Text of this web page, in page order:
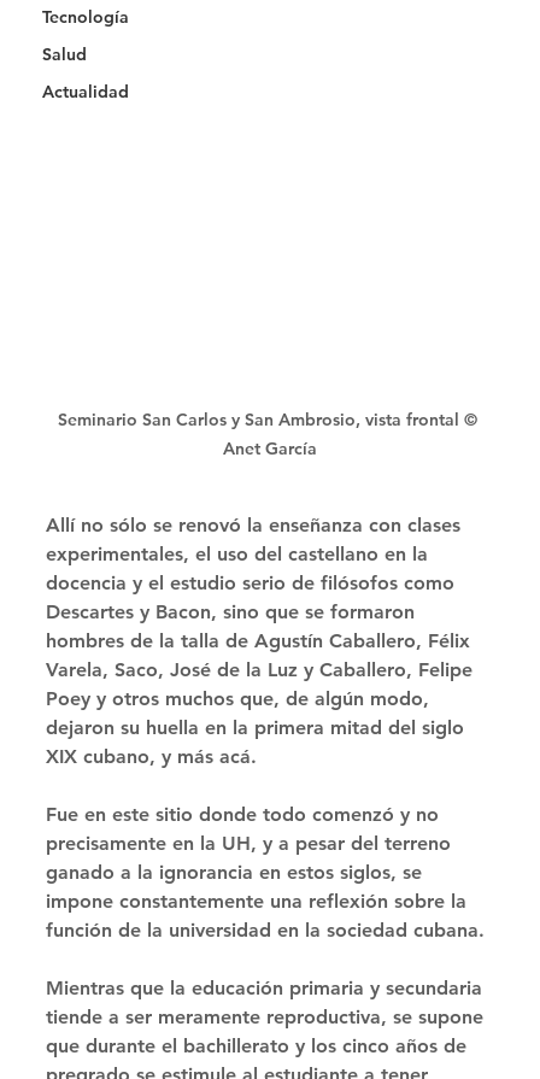
Tecnología
Salud
Actualidad
Seminario San Carlos y San Ambrosio, vista frontal ©
Anet García
Allí no sólo se renovó la enseñanza con clases
experimentales, el uso del castellano en la
docencia y el estudio serio de filósofos como
Descartes y Bacon, sino que se formaron
hombres de la talla de Agustín Caballero, Félix
Varela, Saco, José de la Luz y Caballero, Felipe
Poey y otros muchos que, de algún modo,
dejaron su huella en la primera mitad del siglo
XIX cubano, y más acá.
Fue en este sitio donde todo comenzó y no
precisamente en la UH, y a pesar del terreno
ganado a la ignorancia en estos siglos, se
impone constantemente una reflexión sobre la
función de la universidad en la sociedad cubana.
Mientras que la educación primaria y secundaria
tiende a ser meramente reproductiva, se supone
que durante el bachillerato y los cinco años de
pregrado se estimule al estudiante a tener